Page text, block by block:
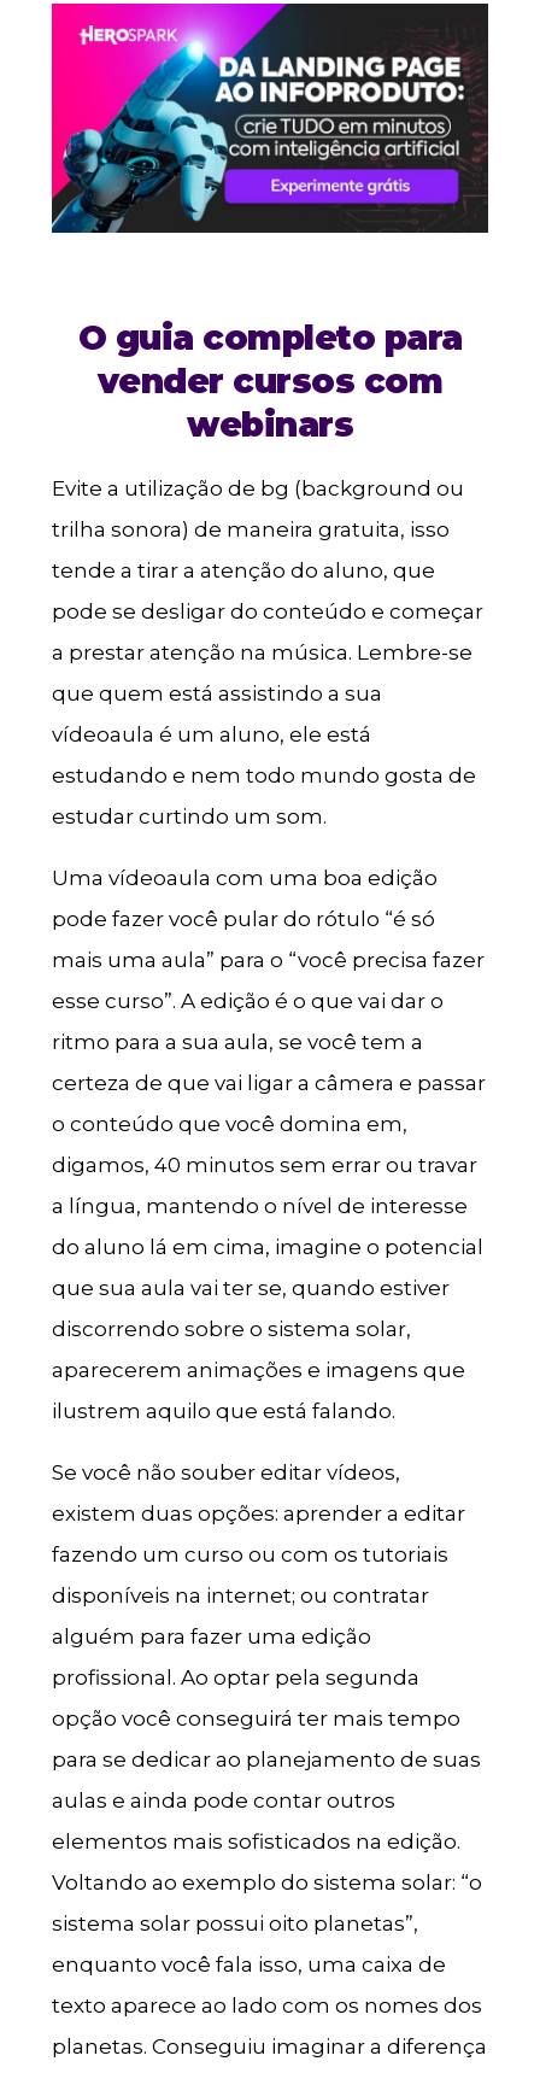
O guia completo para
vender cursos com
webinars
Evite a utilização de bg (background ou
trilha sonora) de maneira gratuita, isso
tende a tirar a atenção do aluno, que
pode se desligar do conteúdo e começar
a prestar atenção na música. Lembre-se
que quem está assistindo a sua
vídeoaula é um aluno, ele está
estudando e nem todo mundo gosta de
estudar curtindo um som.
Uma vídeoaula com uma boa edição
pode fazer você pular do rótulo “é só
mais uma aula” para o “você precisa fazer
esse curso”. A edição é o que vai dar o
ritmo para a sua aula, se você tem a
certeza de que vai ligar a câmera e passar
o conteúdo que você domina em,
digamos, 40 minutos sem errar ou travar
a língua, mantendo o nível de interesse
do aluno lá em cima, imagine o potencial
que sua aula vai ter se, quando estiver
discorrendo sobre o sistema solar,
aparecerem animações e imagens que
ilustrem aquilo que está falando.
Se você não souber editar vídeos,
existem duas opções: aprender a editar
fazendo um curso ou com os tutoriais
disponíveis na internet; ou contratar
alguém para fazer uma edição
profissional. Ao optar pela segunda
opção você conseguirá ter mais tempo
para se dedicar ao planejamento de suas
aulas e ainda pode contar outros
elementos mais sofisticados na edição.
Voltando ao exemplo do sistema solar: “o
sistema solar possui oito planetas”,
enquanto você fala isso, uma caixa de
texto aparece ao lado com os nomes dos
planetas. Conseguiu imaginar a diferença